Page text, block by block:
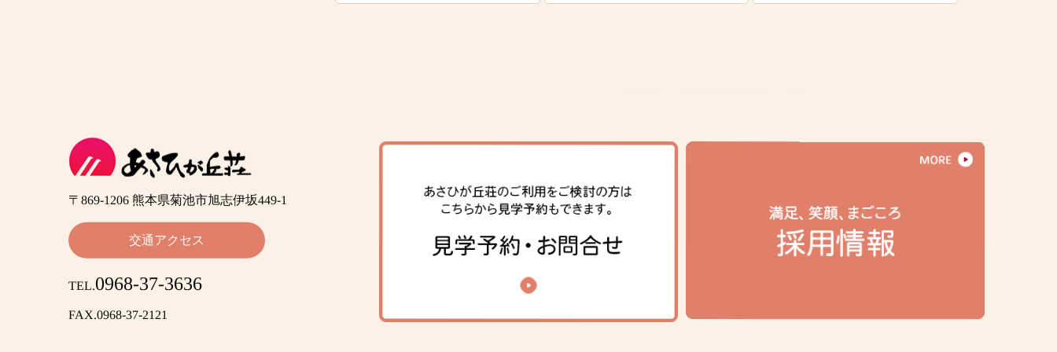
〒869-1206 熊本県菊池市旭志伊坂449-1
交通アクセス
TEL.0968-37-3636
FAX.0968-37-2121